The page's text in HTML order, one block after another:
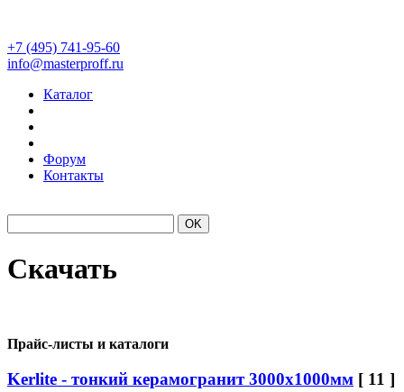
+7 (495) 741-95-60
info@masterproff.ru
Каталог
Форум
Контакты
Скачать
Прайс-листы и каталоги
Kerlite - тонкий керамогранит 3000х1000мм [ 11 ]